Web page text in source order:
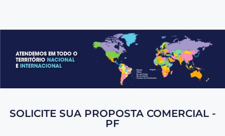
SOLICITE SUA PROPOSTA COMERCIAL -
PF